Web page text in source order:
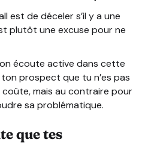
est de déceler s’il y a une
plutôt une excuse pour ne
écoute active dans cette
prospect que tu n’es pas
mais au contraire pour
sa problématique.
que tes